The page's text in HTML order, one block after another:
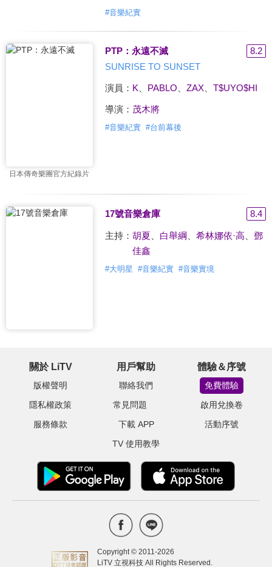
#音樂紀實
日本傳奇樂團官方紀錄片
PTP：永遠不滅
8.2
SUNRISE TO SUNSET
演員： K PABLO ZAX、 T$UYO$HI
導演： 茂木將
#音樂紀實 #台前幕後
17號音樂倉庫 8.4
主持： 胡夏 白舉綱 希林娜依·高
鄧
佳鑫
#大明星 #音樂紀實 #音樂實境
關於 LiTV
版權聲明
隱私權政策
服務條款
用戶幫助
聯絡我們
常見問題
下載 APP
TV 使用教學
體驗＆序號
免費體驗
啟用兌換卷
活動序號
Copyright © 2011-2026
LiTV 立視科技 All Rights Reserved.